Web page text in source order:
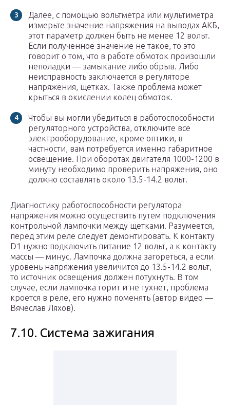
Далее, с помощью вольтметра или мультиметра
измерьте значение напряжения на выводах АКБ,
этот параметр должен быть не менее 12 вольт.
Если полученное значение не такое, то это
говорит о том, что в работе обмоток произошли
неполадки — замыкание либо обрыв. Либо
неисправность заключается в регуляторе
напряжения, щетках. Также проблема может
крыться в окислении колец обмоток.
Чтобы вы могли убедиться в работоспособности
регуляторного устройства, отключите все
электрооборудование, кроме оптики, в
частности, вам потребуется именно габаритное
освещение. При оборотах двигателя 1000-1200 в
минуту необходимо проверить напряжения, оно
должно составлять около 13.5-14.2 вольт.
Диагностику работоспособности регулятора
напряжения можно осуществить путем подключения
контрольной лампочки между щетками. Разумеется,
перед этим реле следует демонтировать. К контакту
D1 нужно подключить питание 12 вольт, а к контакту
массы — минус. Лампочка должна загореться, а если
уровень напряжения увеличится до 13.5-14.2 вольт,
то источник освещения должен потухнуть. В том
случае, если лампочка горит и не тухнет, проблема
кроется в реле, его нужно поменять (автор видео —
Вячеслав Ляхов).
7.10. Система зажигания